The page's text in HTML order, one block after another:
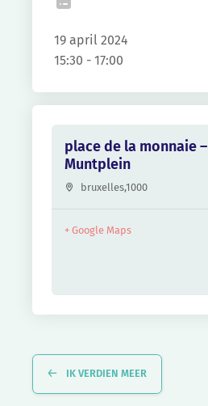
19 april 2024
15:30 - 17:00
place de la monnaie –
Muntplein
bruxelles,1000
+ Google Maps
Navigatie
IK VERDIEN MEER